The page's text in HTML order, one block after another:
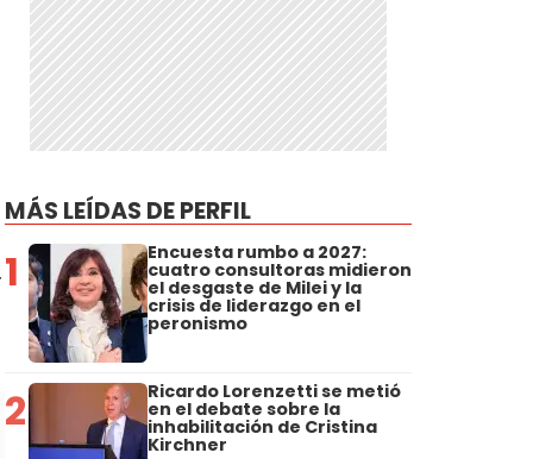
MÁS LEÍDAS DE PERFIL
1 Encuesta rumbo a 2027:
cuatro consultoras midieron
el desgaste de Milei y la
crisis de liderazgo en el
peronismo
2 Ricardo Lorenzetti se metió
en el debate sobre la
inhabilitación de Cristina
Kirchner